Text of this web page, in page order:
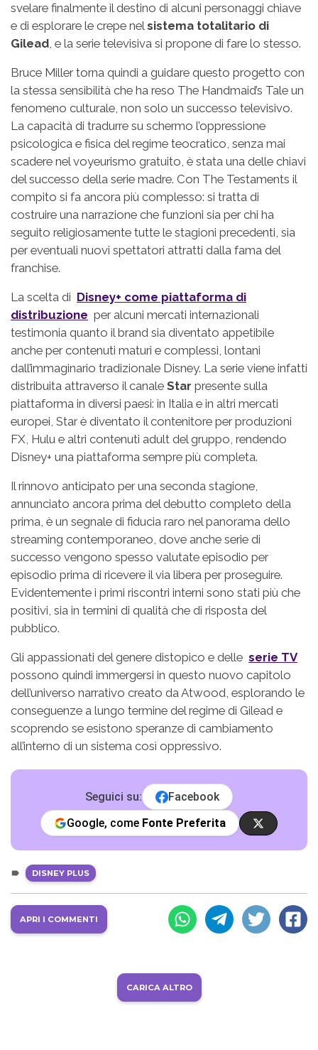
svelare finalmente il destino di alcuni personaggi chiave
e di esplorare le crepe nelsistema totalitario di
Gilead, e la serie televisiva si propone di fare lo stesso.
Bruce Miller torna quindi a guidare questo progetto con
la stessa sensibilità che ha reso The Handmaid’s Tale un
fenomeno culturale, non solo un successo televisivo.
La capacità di tradurre su schermo l’oppressione
psicologica e fisica del regime teocratico, senza mai
scadere nel voyeurismo gratuito, è stata una delle chiavi
del successo della serie madre. Con The Testaments il
compito si fa ancora più complesso: si tratta di
costruire una narrazione che funzioni sia per chi ha
seguito religiosamente tutte le stagioni precedenti, sia
per eventuali nuovi spettatori attratti dalla fama del
franchise.
La scelta di Disney+ come piattaforma di
distribuzione per alcuni mercati internazionali
testimonia quanto il brand sia diventato appetibile
anche per contenuti maturi e complessi, lontani
dall’immaginario tradizionale Disney. La serie viene infatti
distribuita attraverso il canale Star presente sulla
piattaforma in diversi paesi: in Italia e in altri mercati
europei, Star è diventato il contenitore per produzioni
FX, Hulu e altri contenuti adult del gruppo, rendendo
Disney+ una piattaforma sempre più completa.
Il rinnovo anticipato per una seconda stagione,
annunciato ancora prima del debutto completo della
prima, è un segnale di fiducia raro nel panorama dello
streaming contemporaneo, dove anche serie di
successo vengono spesso valutate episodio per
episodio prima di ricevere il via libera per proseguire.
Evidentemente i primi riscontri interni sono stati più che
positivi, sia in termini di qualità che di risposta del
pubblico.
Gli appassionati del genere distopico e delle serie TV
possono quindi immergersi in questo nuovo capitolo
dell’universo narrativo creato da Atwood, esplorando le
conseguenze a lungo termine del regime di Gilead e
scoprendo se esistono speranze di cambiamento
all’interno di un sistema così oppressivo.
Seguici su:
Facebook
Google, come Fonte Preferita
DISNEY PLUS
APRI I COMMENTI
CARICA ALTRO